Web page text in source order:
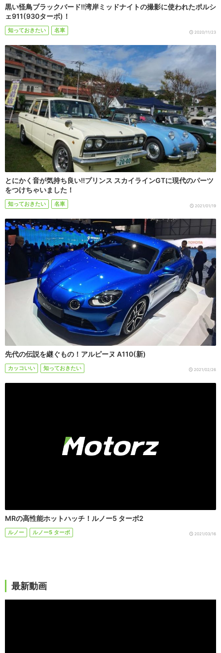
黒い怪鳥ブラックバード!!湾岸ミッドナイトの撮影に使われたポルシ
ェ911(930ターボ)！
知っておきたい 名車 2020/11/23
とにかく音が気持ち良い!!プリンス スカイラインGTに現代のパーツ
をつけちゃいました！
知っておきたい 名車 2021/01/19
先代の伝説を継ぐもの！アルピーヌ A110(新)
カッコいい 知っておきたい 2021/02/26
MRの高性能ホットハッチ！ルノー5 ターボ2
ルノー ルノー5 ターボ 2021/03/16
最新動画